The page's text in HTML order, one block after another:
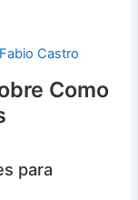
Castro
Como
para